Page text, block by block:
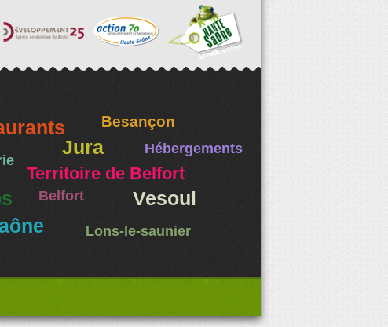
Besançon
Jura Hébergements
Territoire de Belfort
Belfort
Vesoul
Lons-le-saunier